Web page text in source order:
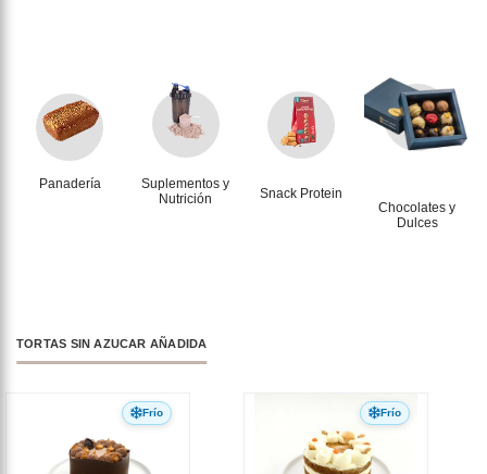
Panadería
Suplementos y
Nutrición
Snack Protein
Chocolates y
Dulces
TORTAS SIN AZUCAR AÑADIDA
Frío Frío